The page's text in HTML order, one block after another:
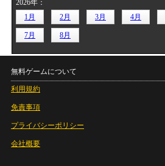
2026年：
1月
2月 3月 4月
7月 8月
無料ゲームについて
利用規約
免責事項
プライバシーポリシー
会社概要